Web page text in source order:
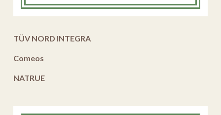
TÜV NORD INTEGRA
Comeos
NATRUE